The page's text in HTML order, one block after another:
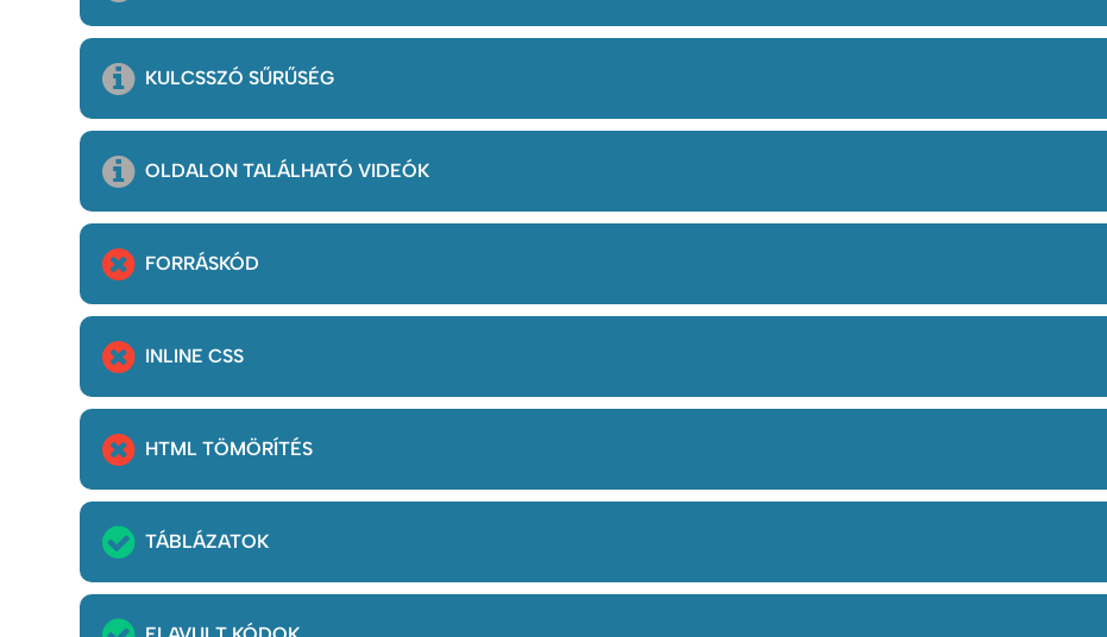
KULCSSZÓ SŰRŰSÉG
OLDALON TALÁLHATÓ VIDEÓK
FORRÁSKÓD
INLINE CSS
HTML TÖMÖRÍTÉS
TÁBLÁZATOK